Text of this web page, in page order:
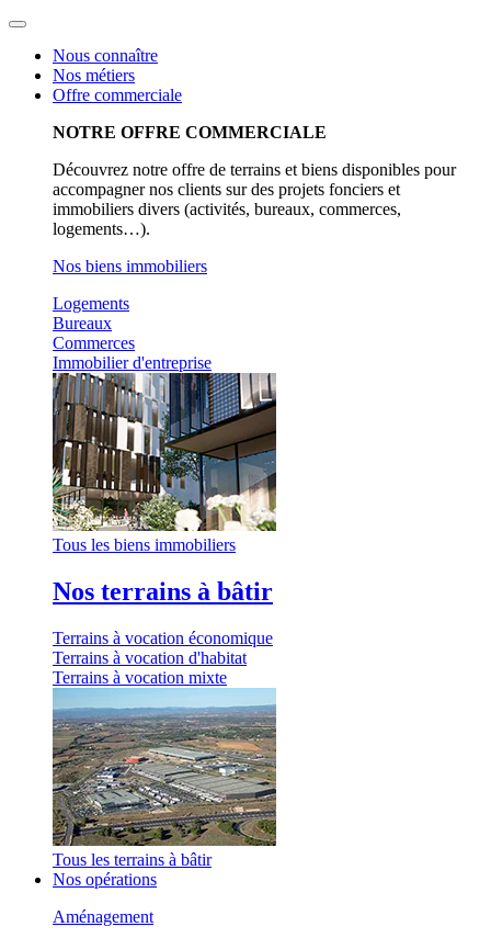
Aller
contenuNous connaître
Nos métiers
Offre commerciale
NOTRE OFFRE COMMERCIALE
Découvrez notre offre de terrains et biens disponibles pour
accompagner nos clients sur des projets fonciers et
immobiliers divers (activités, bureaux, commerces,
logements…).
Nos biens immobiliers
Logements
Bureaux
Commerces
Immobilier d'entreprise
Tous les biens immobiliers
Nos terrains à bâtir
Terrains à vocation économique
Terrains à vocation d'habitat
Terrains à vocation mixte
Tous les terrains à bâtir
Nos opérations
Aménagement